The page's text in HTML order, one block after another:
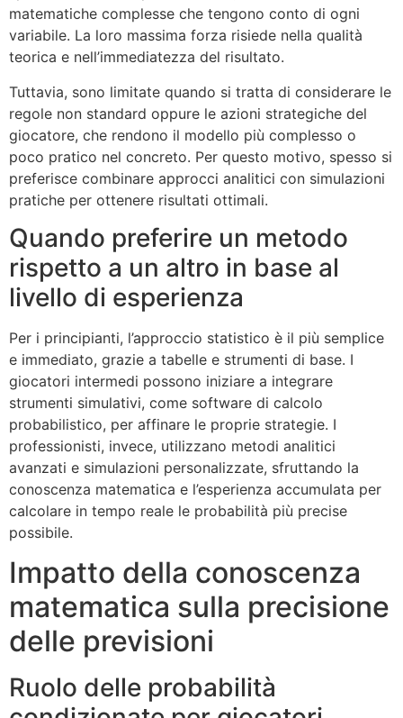
matematiche complesse che tengono conto di ogni
variabile. La loro massima forza risiede nella qualità
teorica e nell’immediatezza del risultato.
Tuttavia, sono limitate quando si tratta di considerare le
regole non standard oppure le azioni strategiche del
giocatore, che rendono il modello più complesso o
poco pratico nel concreto. Per questo motivo, spesso si
preferisce combinare approcci analitici con simulazioni
pratiche per ottenere risultati ottimali.
Quando preferire un metodo
rispetto a un altro in base al
livello di esperienza
Per i principianti, l’approccio statistico è il più semplice
e immediato, grazie a tabelle e strumenti di base. I
giocatori intermedi possono iniziare a integrare
strumenti simulativi, come software di calcolo
probabilistico, per affinare le proprie strategie. I
professionisti, invece, utilizzano metodi analitici
avanzati e simulazioni personalizzate, sfruttando la
conoscenza matematica e l’esperienza accumulata per
calcolare in tempo reale le probabilità più precise
possibile.
Impatto della conoscenza
matematica sulla precisione
delle previsioni
Ruolo delle probabilità